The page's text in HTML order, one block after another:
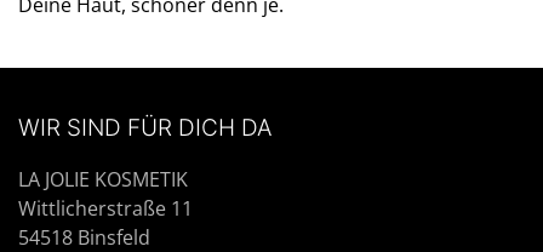
WIR SIND FÜR DICH DA
LA JOLIE KOSMETIK
Wittlicherstraße 11
54518 Binsfeld